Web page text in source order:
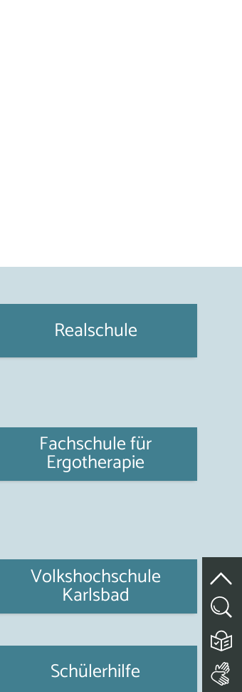
Realschule
Fachschule für
Ergotherapie
Volkshochschule
Karlsbad
Schülerhilfe